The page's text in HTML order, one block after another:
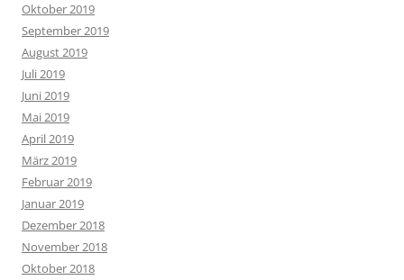
Oktober 2019
September 2019
August 2019
Juli 2019
Juni 2019
Mai 2019
April 2019
März 2019
Februar 2019
Januar 2019
Dezember 2018
November 2018
Oktober 2018